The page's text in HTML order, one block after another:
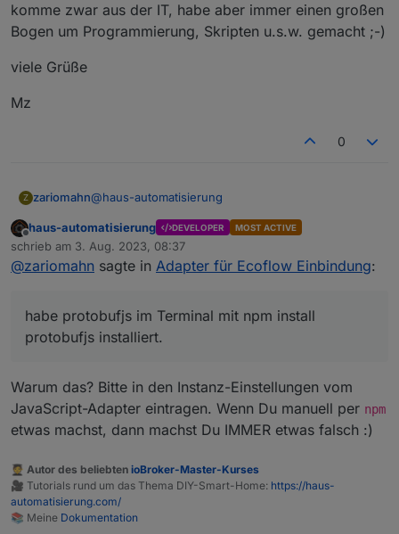
komme zwar aus der IT, habe aber immer einen großen
Bogen um Programmierung, Skripten u.s.w. gemacht ;-)
viele Grüße
Mz
0
Z zariomahn@haus-automatisierung
habe protobufjs im Terminal mit npm install
protobufjs installiert.
Muss noch etwas anderes gemacht werden ?
Sorry, bin noch nicht lange mit ioBroker u.s.w.
großen Bogen um Programmierung, Skripten u.s.w.
gemacht ;-)
Mz
Offline
haus-automatisierung DEVELOPER MOST ACTIVE
schrieb am 3. Aug. 2023, 08:37
zuletzt editiert von
@zariomahn sagte in Adapter für Ecoflow Einbindung:
habe protobufjs im Terminal mit npm install
protobufjs installiert.
Warum das? Bitte in den Instanz-Einstellungen vom
JavaScript-Adapter eintragen. Wenn Du manuell per npm
etwas machst, dann machst Du IMMER etwas falsch :)
🧑‍🎓 Autor des beliebten ioBroker-Master-Kurses
🎥 Tutorials rund um das Thema DIY-Smart-Home: https://haus-
automatisierung.com/
📚 Meine Dokumentation